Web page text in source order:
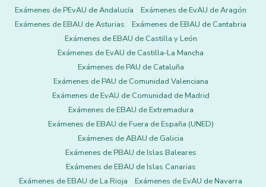
Exámenes de PEvAU de Andalucía
Exámenes de EvAU de Aragón
Exámenes de EBAU de Asturias
Exámenes de EBAU de Cantabria
Exámenes de EBAU de Castilla y León
Exámenes de EvAU de Castilla-La Mancha
Exámenes de PAU de Cataluña
Exámenes de PAU de Comunidad Valenciana
Exámenes de EvAU de Comunidad de Madrid
Exámenes de EBAU de Extremadura
Exámenes de EBAU de Fuera de España (UNED)
Exámenes de ABAU de Galicia
Exámenes de PBAU de Islas Baleares
Exámenes de EBAU de Islas Canarias
Exámenes de EBAU de La Rioja
Exámenes de EvAU de Navarra